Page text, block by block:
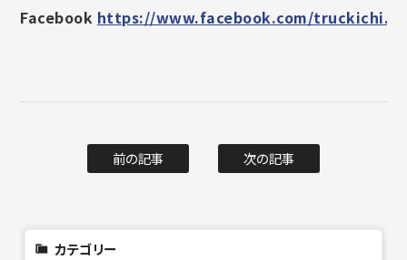
Facebook https://www.facebook.com/
前の記事 次の記事
カテゴリー